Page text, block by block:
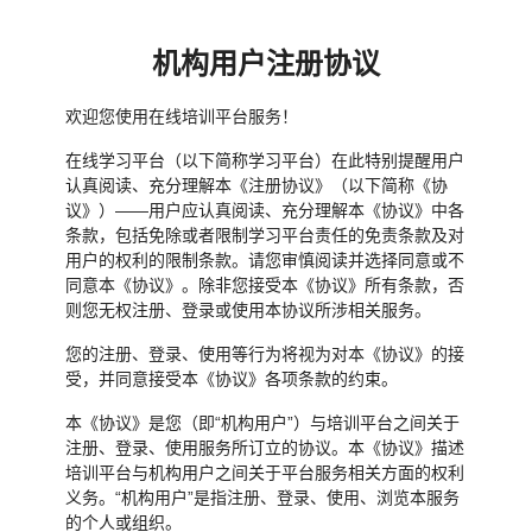
机构用户注册协议
欢迎您使用在线培训平台服务！
在线学习平台（以下简称学习平台）在此特别提醒用户
认真阅读、充分理解本《注册协议》（以下简称《协
议》）——用户应认真阅读、充分理解本《协议》中各
条款，包括免除或者限制学习平台责任的免责条款及对
用户的权利的限制条款。请您审慎阅读并选择同意或不
同意本《协议》。除非您接受本《协议》所有条款，否
则您无权注册、登录或使用本协议所涉相关服务。
您的注册、登录、使用等行为将视为对本《协议》的接
受，并同意接受本《协议》各项条款的约束。
本《协议》是您（即“机构用户”）与培训平台之间关于
注册、登录、使用服务所订立的协议。本《协议》描述
培训平台与机构用户之间关于平台服务相关方面的权利
义务。“机构用户”是指注册、登录、使用、浏览本服务
的个人或组织。